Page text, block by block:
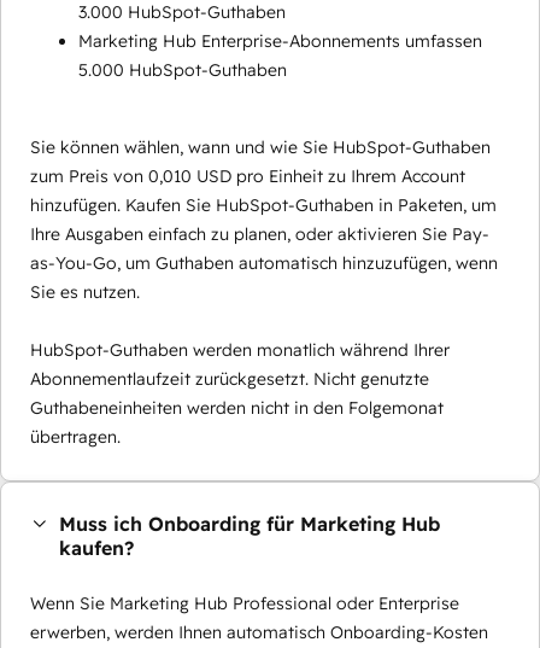
3.000 HubSpot-Guthaben
Marketing Hub Enterprise-Abonnements umfassen
5.000 HubSpot-Guthaben
Sie können wählen, wann und wie Sie HubSpot-Guthaben
zum Preis von 0,010 USD pro Einheit zu Ihrem Account
hinzufügen. Kaufen Sie HubSpot-Guthaben in Paketen, um
Ihre Ausgaben einfach zu planen, oder aktivieren Sie Pay-
as-You-Go, um Guthaben automatisch hinzuzufügen, wenn
Sie es nutzen.
HubSpot-Guthaben werden monatlich während Ihrer
Abonnementlaufzeit zurückgesetzt. Nicht genutzte
Guthabeneinheiten werden nicht in den Folgemonat
übertragen.
Muss ich Onboarding für Marketing Hub
kaufen?
Wenn Sie Marketing Hub Professional oder Enterprise
erwerben, werden Ihnen automatisch Onboarding-Kosten